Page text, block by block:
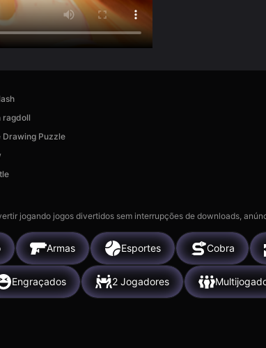
ragdoll
Drawing Puzzle
jogando jogos divertidos sem interrupções de downloads,
Armas Esportes Cobra
Engraçados 2 Jogadores